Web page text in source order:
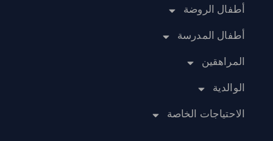
أطفال الروضة
أطفال المدرسة
المراهقين
الوالدية
الاحتياجات الخاصة